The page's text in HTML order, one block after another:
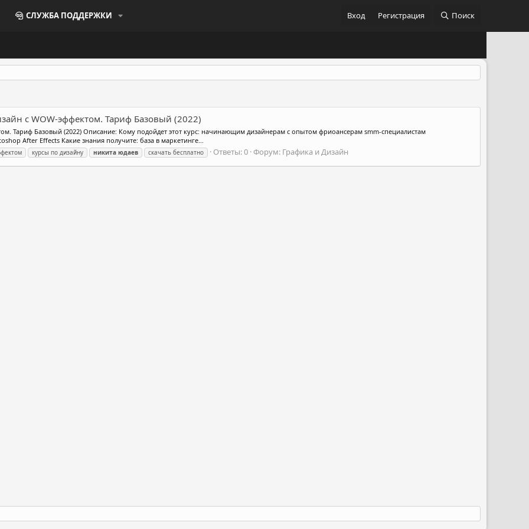
СЛУЖБА ПОДДЕРЖКИ Вход Регистрация Поиск
c WOW-эффектом. Тариф Базовый (2022)
Тариф Базовый (2022) Описание: Кому подойдет этот курс: начинающим дизайнерам с опытом фриоансерам smm-специалистам
After Effects Какие знания получите: база в маркетинге...
курсы по дизайну никита юдаев скачать бесплатно Ответы: 0 Форум: Графика и Дизайн